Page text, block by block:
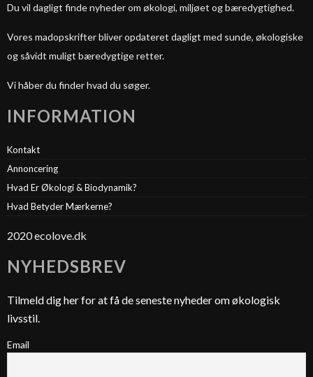
Du vil dagligt finde nyheder om økologi, miljøet og bæredygtighed.
Vores madopskrifter bliver opdateret dagligt med sunde, økologiske
og såvidt muligt bæredygtige retter.
Vi håber du finder hvad du søger.
INFORMATION
Kontakt
Annoncering
Hvad Er Økologi & Biodynamik?
Hvad Betyder Mærkerne?
2020 ecolove.dk
NYHEDSBREV
Tilmeld dig her for at få de seneste nyheder om økologisk
livsstil.
Email